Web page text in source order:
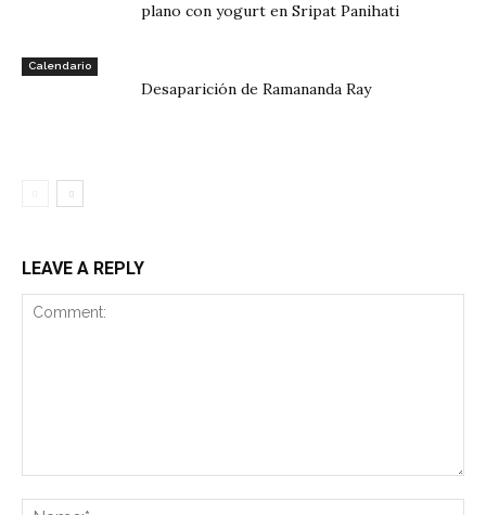
plano con yogurt en Sripat Panihati
Calendario
Desaparición de Ramananda Ray
LEAVE A REPLY